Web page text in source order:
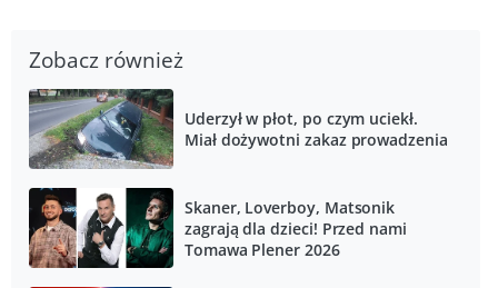
Zobacz również
Uderzył w płot, po czym uciekł.
Miał dożywotni zakaz prowadzenia
Skaner, Loverboy, Matsonik
zagrają dla dzieci! Przed nami
Tomawa Plener 2026